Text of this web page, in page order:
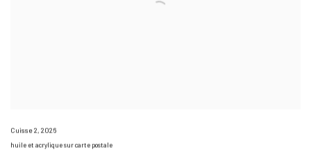
Cuisse 2, 2026
huile et acrylique sur carte postale